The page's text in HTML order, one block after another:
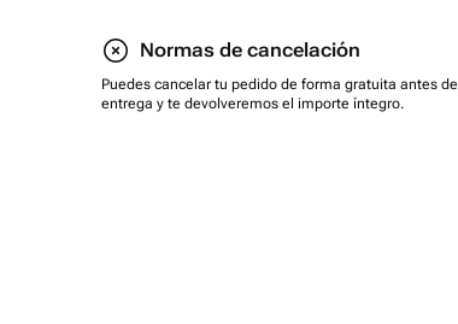
Normas de cancelación
Puedes cancelar tu pedido de forma gratuita antes
entrega y te devolveremos el importe íntegro.